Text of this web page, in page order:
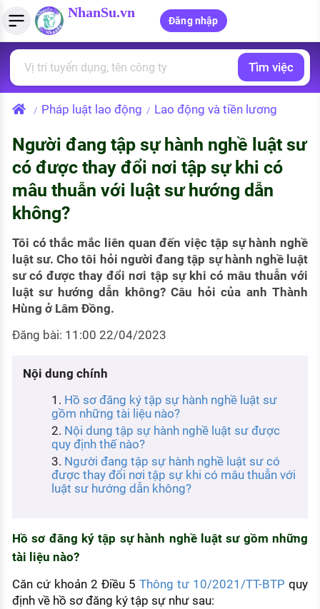
NhanSu.vn
Đăng nhập
Tìm việc làm
Việc làm ngành luật
Việc làm lương cao
Việc làm tốt nhất
CÔNG TY
Danh sách nhà tuyển dụng
Nhà tuyển dụng hàng đầu
Quản lý CV
Tải CV lên
Tạo CV trực tuyến
MẪU CV THEO STYLE
Mẫu CV đơn giản
Mẫu CV hiện đại
Tính lương Gross - Net
Tính thuế thu nhập cá nhân
Tính trợ cấp thất nghiệp
PHÁP LUẬT VIỆT NAM
Văn bản pháp luật
PHÁP LUẬT LAO ĐỘNG
Lao động và tiền lương
Bảo hiểm và phúc lợi
Thuế thu nhập
Hồ sơ biểu mẫu
Chính sách lao động
KHÁM PHÁ NGHỀ NGHIỆP
HƯỚNG NGHIỆP VIỆC LÀM
Đặc trưng từng nghề
Xu hướng việc làm
XÂY DỰNG VÀ PHÁT TRIỂN ĐỘI NGŨ
TUYỂN DỤNG VIỆC LÀM
Tìm việc
/ Pháp luật lao động / Lao động và tiền lương
Người đang tập sự hành nghề luật sư
có được thay đổi nơi tập sự khi có
mâu thuẫn với luật sư hướng dẫn
không?
Tôi có thắc mắc liên quan đến việc tập sự hành nghề
luật sư. Cho tôi hỏi người đang tập sự hành nghề luật
sư có được thay đổi nơi tập sự khi có mâu thuẫn với
luật sư hướng dẫn không? Câu hỏi của anh Thành
Hùng ở Lâm Đồng.
Đăng bài: 11:00 22/04/2023
Nội dung chính
Hồ sơ đăng ký tập sự hành nghề luật sư
gồm những tài liệu nào?
Nội dung tập sự hành nghề luật sư được
quy định thế nào?
Người đang tập sự hành nghề luật sư có
được thay đổi nơi tập sự khi có mâu thuẫn với
luật sư hướng dẫn không?
Hồ sơ đăng ký tập sự hành nghề luật sư gồm những
tài liệu nào?
Căn cứ khoản 2 Điều 5Thông tư 10/2021/TT-BTP quy
định về hồ sơ đăng ký tập sự như sau: